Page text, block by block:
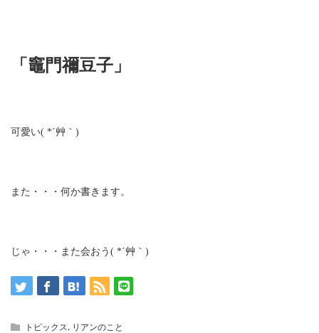
「竈門禰豆子」
可愛い( *´艸｀)
また・・・何か書きます。
じゃ・・・また会おう( *´艸｀)
トピックス, リアンのこと